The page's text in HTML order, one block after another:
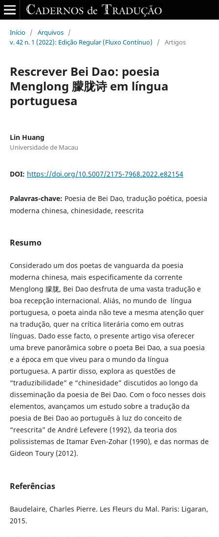
Início / Arquivos /
v. 42 n. 1 (2022): Edição Regular (Fluxo Contínuo)
/ Artigos
Rescrever Bei Dao: poesia
Menglong 朦胧诗 em língua
portuguesa
Lin Huang
Universidade de Macau
DOI: https://doi.org/10.5007/2175-7968.2022.e82154
Palavras-chave: Poesia de Bei Dao, tradução poética, poesia
moderna chinesa, chinesidade, reescrita
Resumo
Considerado um dos poetas de vanguarda da poesia
moderna chinesa, mais especificamente da corrente
Menglong 朦胧, Bei Dao desfruta de uma vasta tradução e
boa recepção internacional. Aliás, no mundo de língua
portuguesa, o poeta ainda não teve a mesma atenção quer
na tradução, quer na crítica literária como em outras
línguas. Dado esse facto, o presente artigo visa oferecer
uma breve panorâmica sobre o poeta Bei Dao, a sua poesia
e a época em que viveu para o mundo da língua
portuguesa. A partir disso, explora as questões de
“traduzibilidade” e “chinesidade” discutidos ao longo da
disseminação da poesia de Bei Dao. Com o foco nesses dois
elementos, avançamos um estudo sobre a tradução da
poesia de Bei Dao ao português à luz do conceito de
“reescrita” de André Lefevere (1992), da teoria dos
polissistemas de Itamar Even-Zohar (1990), e das normas de
Gideon Toury (2012).
Referências
Baudelaire, Charles Pierre. Les Fleurs du Mal. Paris: Ligaran,
2015.